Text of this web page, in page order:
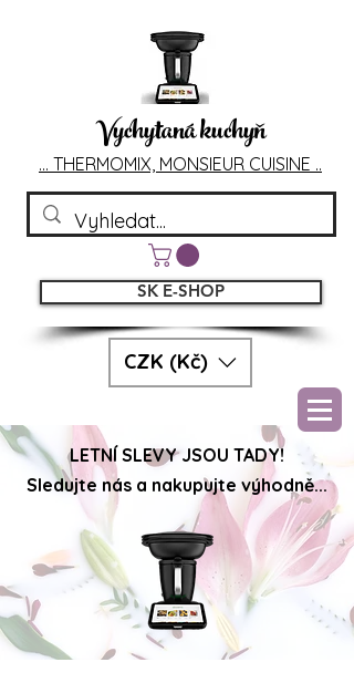
Vychytaná kuchyň
... THERMOMIX, MONSIEUR CUISINE ..
CZK (Kč)
SK E-SHOP
LETNÍ SLEVY JSOU TADY!
Sledujte nás a nakupujte výhodně...